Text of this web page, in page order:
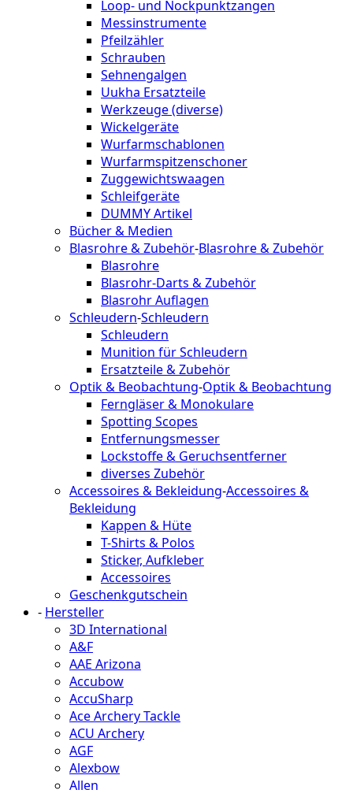
Loop- und Nockpunktzangen
Messinstrumente
Pfeilzähler
Schrauben
Sehnengalgen
Uukha Ersatzteile
Werkzeuge (diverse)
Wickelgeräte
Wurfarmschablonen
Wurfarmspitzenschoner
Zuggewichtswaagen
Schleifgeräte
DUMMY Artikel
Bücher & Medien
Blasrohre & Zubehör-Blasrohre & Zubehör
Blasrohre
Blasrohr-Darts & Zubehör
Blasrohr Auflagen
Schleudern-Schleudern
Schleudern
Munition für Schleudern
Ersatzteile & Zubehör
Optik & Beobachtung-Optik & Beobachtung
Ferngläser & Monokulare
Spotting Scopes
Entfernungsmesser
Lockstoffe & Geruchsentferner
diverses Zubehör
Accessoires & Bekleidung-Accessoires &
Bekleidung
Kappen & Hüte
T-Shirts & Polos
Sticker, Aufkleber
Accessoires
Geschenkgutschein
- Hersteller
3D International
A&F
AAE Arizona
Accubow
AccuSharp
Ace Archery Tackle
ACU Archery
AGF
Alexbow
Allen